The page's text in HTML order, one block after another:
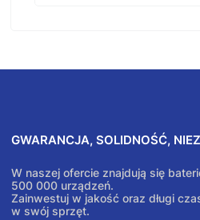
GWARANCJA, SOLIDNOŚĆ,
W naszej ofercie znajdują się
500 000 urządzeń.
Zainwestuj w jakość oraz długi
w swój sprzęt.